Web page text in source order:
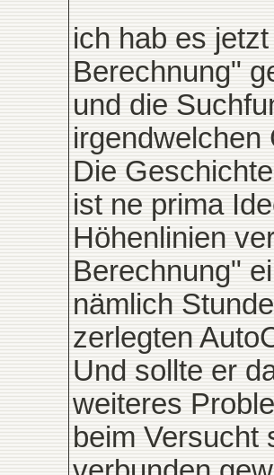
ich hab es
Berechnung"
und die
irgendwelchen
Die
ist ne prima
Höhenlinien
Berechnung"
nämlich
zerlegten
Und sollte er
weiteres
beim Versucht